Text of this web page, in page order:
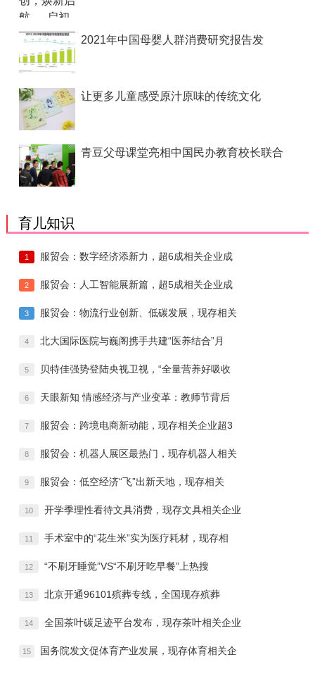
2021年中国母婴人群消费研究报告发
让更多儿童感受原汁原味的传统文化
青豆父母课堂亮相中国民办教育校长联合
育儿知识
1 服贸会：数字经济添新力，超6成相关企业成
2 服贸会：人工智能展新篇，超5成相关企业成
3 服贸会：物流行业创新、低碳发展，现存相关
4 北大国际医院与巍阁携手共建“医养结合”月
5 贝特佳强势登陆央视卫视，“全量营养好吸收
6 天眼新知 情感经济与产业变革：教师节背后
7 服贸会：跨境电商新动能，现存相关企业超3
8 服贸会：机器人展区最热门，现存机器人相关
9 服贸会：低空经济“飞”出新天地，现存相关
10 开学季理性看待文具消费，现存文具相关企业
11 手术室中的“花生米”实为医疗耗材，现存相
12 “不刷牙睡觉”VS“不刷牙吃早餐”上热搜
13 北京开通96101殡葬专线，全国现存殡葬
14 全国茶叶碳足迹平台发布，现存茶叶相关企业
15 国务院发文促体育产业发展，现存体育相关企